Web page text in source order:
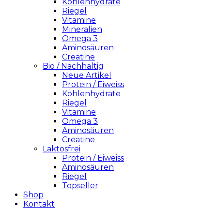
Riegel
Vitamine
Mineralien
Omega 3
Aminosäuren
Creatine
Bio / Nachhaltig
Neue Artikel
Protein / Eiweiss
Kohlenhydrate
Riegel
Vitamine
Omega 3
Aminosäuren
Creatine
Laktosfrei
Protein / Eiweiss
Aminosäuren
Riegel
Topseller
Shop
Kontakt